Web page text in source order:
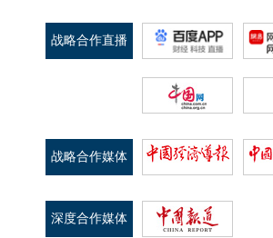
战略合作直播
战略合作媒体
深度合作媒体